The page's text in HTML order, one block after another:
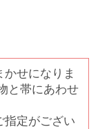
せになりま
と帯にあわせ
定がござい